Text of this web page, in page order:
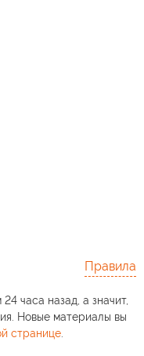
Правила
часа назад, а значит,
Новые материалы вы
странице.